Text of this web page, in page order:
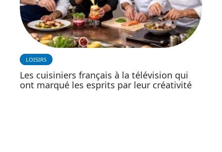
LOISIRS
Les cuisiniers français à la télévision qui
ont marqué les esprits par leur créativité